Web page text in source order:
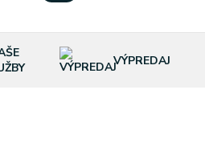
VÝPREDAJ